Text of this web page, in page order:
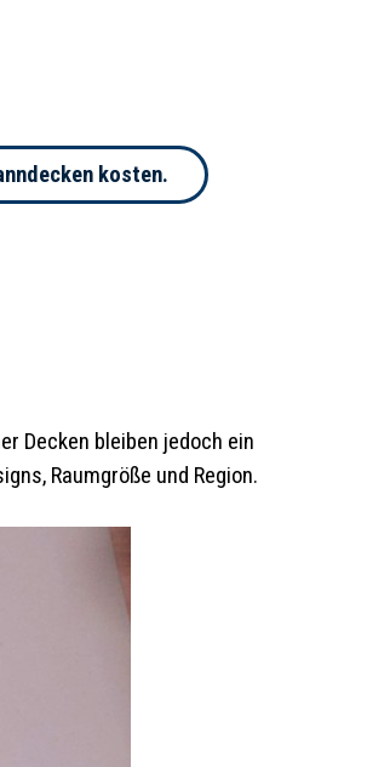
kosten.
Decken bleiben jedoch ein
Raumgröße und Region.